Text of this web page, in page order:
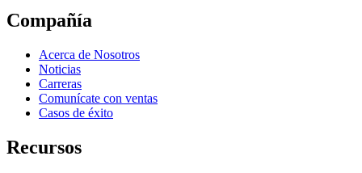
Compañía
Acerca de Nosotros
Noticias
Carreras
Comunícate con ventas
Casos de éxito
Recursos